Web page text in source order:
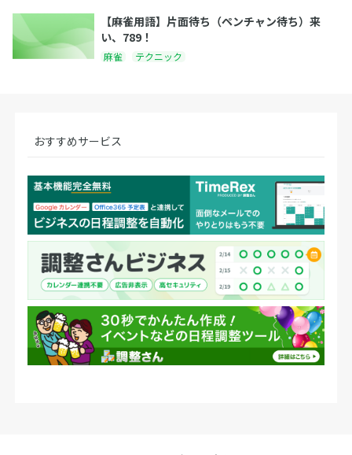
【麻雀用語】片面待ち（ペンチャン待ち）来
い、789！
麻雀 テクニック
おすすめサービス